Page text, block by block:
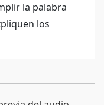
la palabra
los